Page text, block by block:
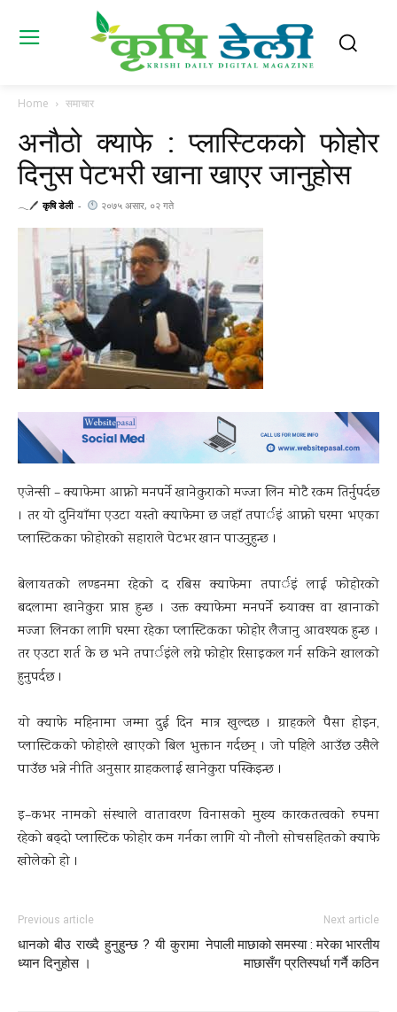
Home समाचार
अनौठो क्याफे : प्लास्टिकको फोहोर
दिनुस पेटभरी खाना खाएर जानुहोस
𓂃🖊 कृषि डेली - २०७५ असार, ०२ गते
एजेन्सी – क्याफेमा आफ्नो मनपर्ने खानेकुराको मज्जा लिन मोटै रकम तिर्नुपर्दछ
। तर यो दुनियाँमा एउटा यस्तो क्याफेमा छ जहाँ तपार्इं आफ्नो घरमा भएका
प्लास्टिकका फोहोरको सहाराले पेटभर खान पाउनुहुन्छ ।
बेलायतको लण्डनमा रहेको द रबिस क्याफेमा तपार्इं लाई फोहोरको
बदलामा खानेकुरा प्राप्त हुन्छ । उक्त क्याफेमा मनपर्ने स्न्याक्स वा खानाको
मज्जा लिनका लागि घरमा रहेका प्लास्टिकका फोहोर लैजानु आवश्यक हुन्छ ।
तर एउटा शर्त के छ भने तपार्इंले लग्ने फोहोर रिसाइकल गर्न सकिने खालको
हुनुपर्दछ ।
यो क्याफे महिनामा जम्मा दुई दिन मात्र खुल्दछ । ग्राहकले पैसा होइन,
प्लास्टिकको फोहोरले खाएको बिल भुक्तान गर्दछन् । जो पहिले आउँछ उसैले
पाउँछ भन्ने नीति अनुसार ग्राहकलाई खानेकुरा पस्किइन्छ ।
इ–कभर नामको संस्थाले वातावरण विनासको मुख्य कारकतत्वको रुपमा
रहेको बढ्दो प्लास्टिक फोहोर कम गर्नका लागि यो नौलो सोचसहितको क्याफे
खोलेको हो ।
Previous article
धानको बीउ राख्दै हुनुहुन्छ ? यी कुरामा
ध्यान दिनुहोस ।
Next article
नेपाली माछाको समस्या : मरेका भारतीय
माछासँग प्रतिस्पर्धा गर्नै कठिन